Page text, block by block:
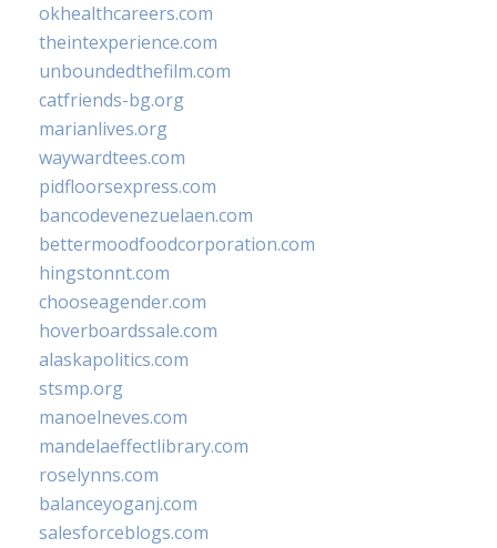
okhealthcareers.com
theintexperience.com
unboundedthefilm.com
catfriends-bg.org
marianlives.org
waywardtees.com
pidfloorsexpress.com
bancodevenezuelaen.com
bettermoodfoodcorporation.com
hingstonnt.com
chooseagender.com
hoverboardssale.com
alaskapolitics.com
stsmp.org
manoelneves.com
mandelaeffectlibrary.com
roselynns.com
balanceyoganj.com
salesforceblogs.com